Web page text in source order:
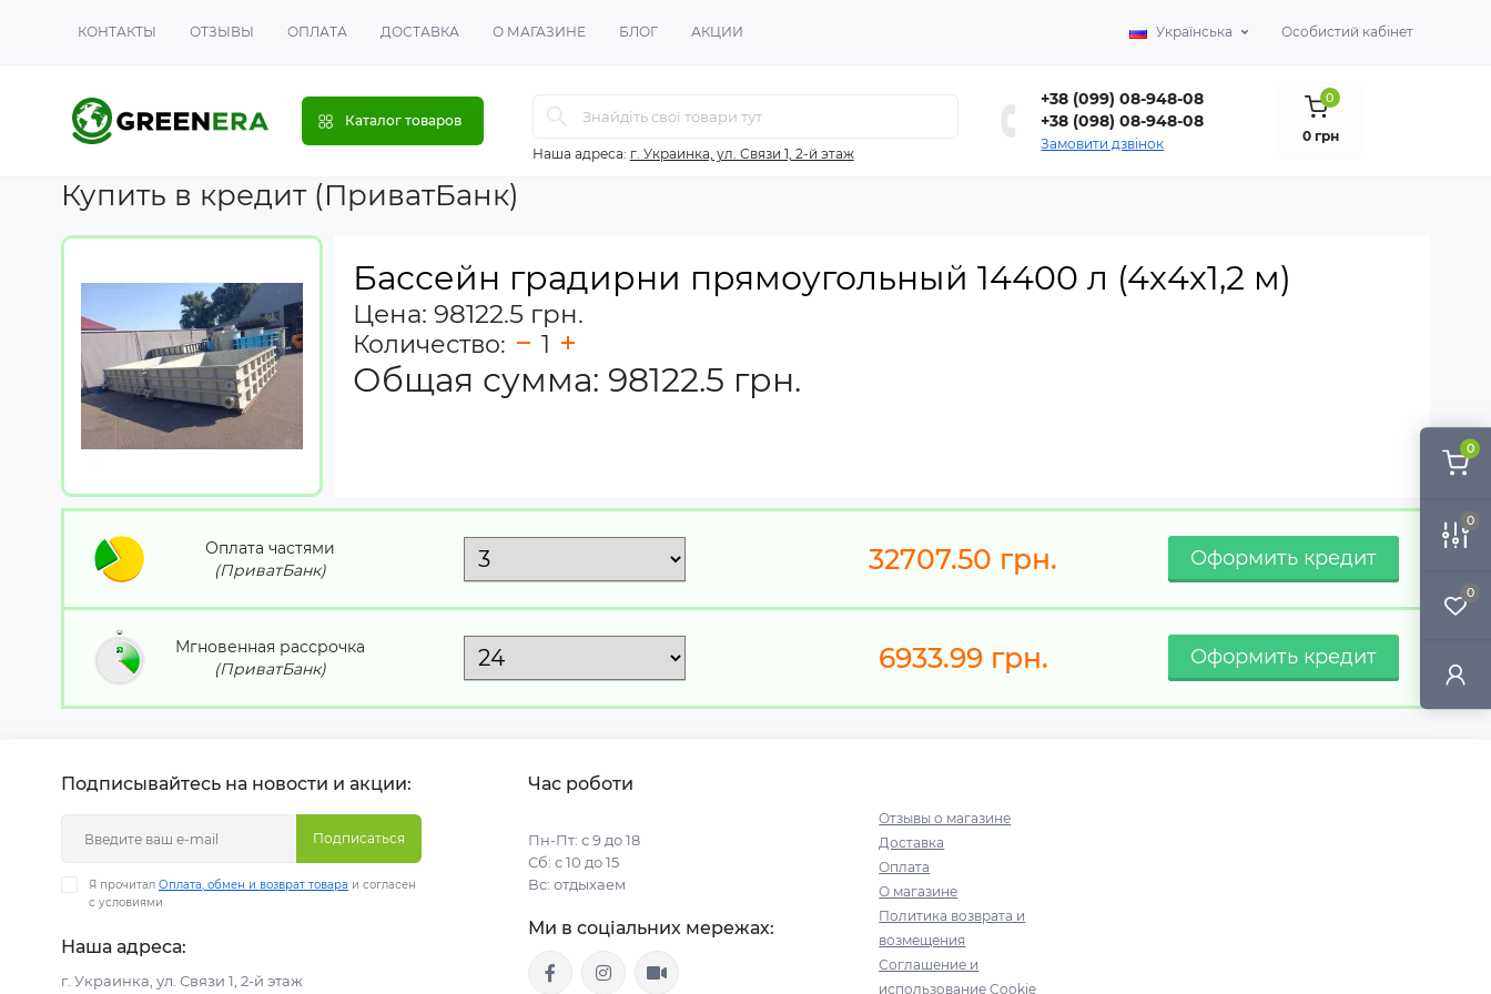
0
0
0
КОНТАКТЫ ОТЗЫВЫ ОПЛАТА ДОСТАВКА О МАГАЗИНЕ БЛОГ АКЦИИ Українська Особистий кабінет
Каталог товаров
Наша адреса: г. Украинка, ул. Связи 1, 2-й этаж
+38 (099) 08-948-08
+38 (098) 08-948-08
Замовити дзвінок
0
0 грн
Купить в кредит (ПриватБанк)
Бассейн градирни прямоугольный 14400 л (4х4х1,2 м)
Цена: 98122.5 грн.
Количество: 1
Общая сумма: 98122.5 грн.
Оплата частями
(ПриватБанк)
32707.50 грн.
Мгновенная рассрочка
(ПриватБанк)
6933.99грн.
Подписывайтесь на новости и акции:
Подписаться
Я прочитал Оплата, обмен и возврат товара и согласен
с условиями
Наша адреса:
г. Украинка, ул. Связи 1, 2-й этаж
Час роботи
Пн-Пт: с 9 до 18
Сб: с 10 до 15
Вс: отдыхаем
Ми в соціальних мережах:
Отзывы о магазине
Доставка
Оплата
О магазине
Политика возврата и
возмещения
Соглашение и
использование Cookie